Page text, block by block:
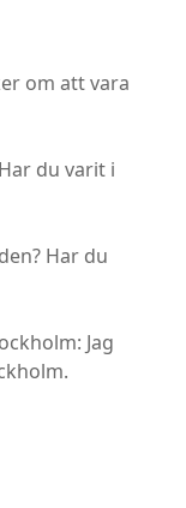
om att vara
du varit i
Har du
Jag